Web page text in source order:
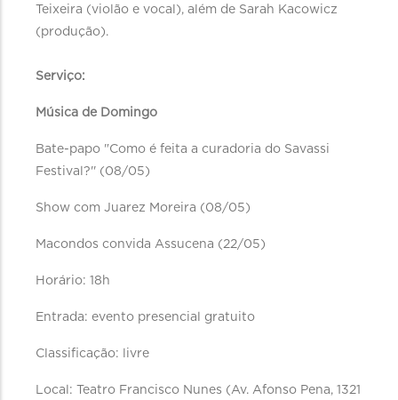
Teixeira (violão e vocal), além de Sarah Kacowicz
(produção).
Serviço:
Música de Domingo
Bate-papo "Como é feita a curadoria do Savassi
Festival?'' (08/05)
Show com Juarez Moreira (08/05)
Macondos convida Assucena (22/05)
Horário: 18h
Entrada: evento presencial gratuito
Classificação: livre
Local: Teatro Francisco Nunes (Av. Afonso Pena, 1321